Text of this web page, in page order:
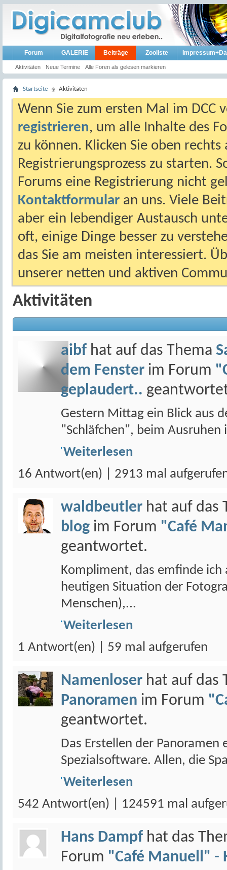
Forum GALERIE Beiträge
Aktivitäten Neue Termine Alle Foren als gelesen markieren
Zooliste
Startseite Aktivitäten
Wenn Sie zum ersten Mal im DCC
registrieren, um alle Inhalte des
zu können. Klicken Sie oben
Registrierungsprozess zu starten.
Forums eine Registrierung nicht
Kontaktformular an uns. Viele
aber ein lebendiger Austausch
oft, einige Dinge besser zu
das Sie am meisten interessiert.
unserer netten und aktiven
Aktivitäten
aibf hat auf das Thema
dem Fenster im Forum
geplaudert..
Gestern Mittag ein Blick aus
"Schläfchen", beim Ausruhen
Weiterlesen
16 Antwort(en) | 2913 mal
waldbeutler hat auf das
blog im Forum "Café
geantwortet.
Kompliment, das emfinde ich
heutigen Situation der
Menschen),...
Weiterlesen
1 Antwort(en) | 59 mal aufgerufen
Namenloser hat auf das
Panoramen im Forum
geantwortet.
Das Erstellen der
Spezialsoftware. Allen, die
Weiterlesen
542 Antwort(en) | 124591 mal
Hans Dampf hat das
Forum "Café Manuell" -